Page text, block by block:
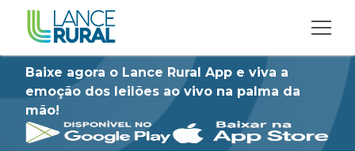
Baixe agora o Lance Rural App e viva a
emoção dos leilões ao vivo na palma da
mão!